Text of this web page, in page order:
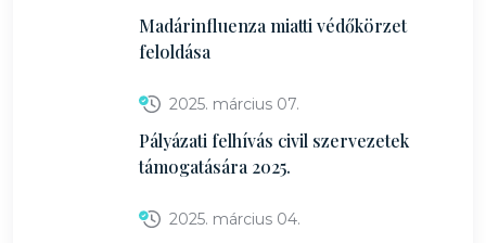
Madárinfluenza miatti védőkörzet
feloldása
2025. március 07.
Pályázati felhívás civil szervezetek
támogatására 2025.
2025. március 04.